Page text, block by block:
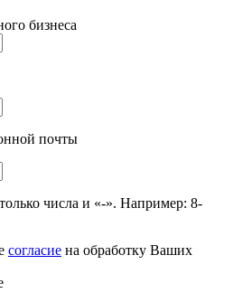
бизнеса
почты
числа и «-». Например: 8-
согласие на обработку Ваших